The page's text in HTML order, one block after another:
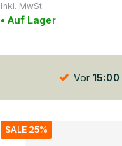
Inkl. MwSt.
• Auf Lager
Vor 15:00
SALE 25%